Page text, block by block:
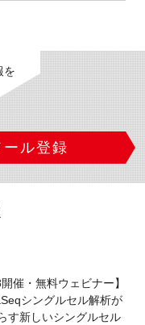
を
ル登録
開催・無料ウェビナー】
シングルセル解析が
す新しいシングルセル